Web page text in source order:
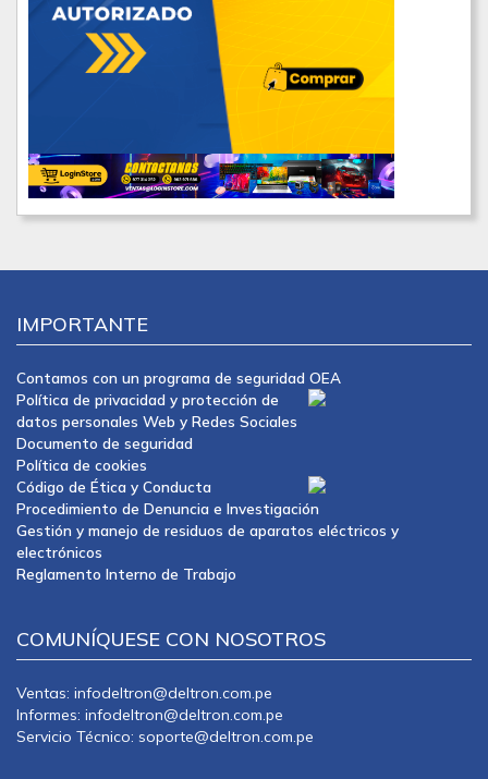
IMPORTANTE
Contamos con un programa de seguridad OEA
Política de privacidad y protección de
datos personales Web y Redes Sociales
Documento de seguridad
Política de cookies
Código de Ética y Conducta
Procedimiento de Denuncia e Investigación
Gestión y manejo de residuos de aparatos eléctricos y
electrónicos
Reglamento Interno de Trabajo
COMUNÍQUESE CON NOSOTROS
Ventas: infodeltron@deltron.com.pe
Informes: infodeltron@deltron.com.pe
Servicio Técnico: soporte@deltron.com.pe